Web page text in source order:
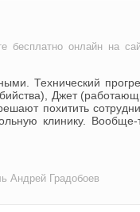
бесплатно онлайн на
Технический
Джет
похитить
клинику. Вообще-
Андрей Градобоев